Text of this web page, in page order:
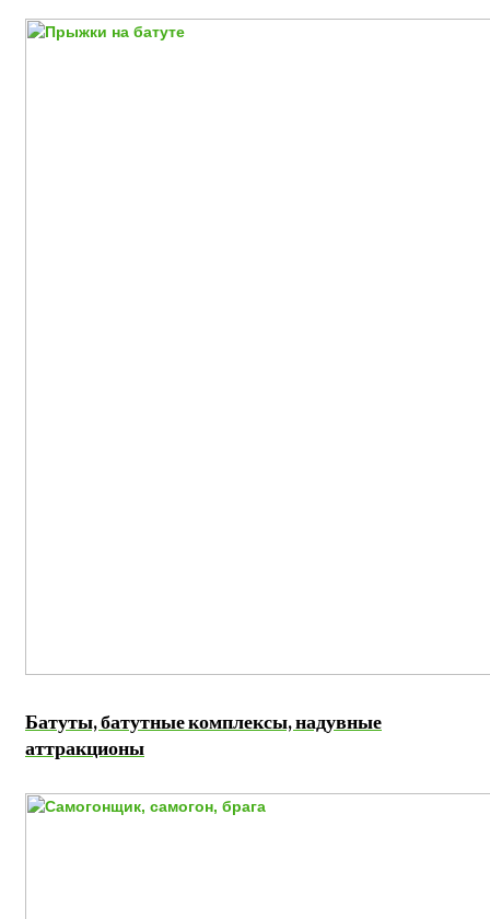
Батуты, батутные комплексы, надувные
аттракционы